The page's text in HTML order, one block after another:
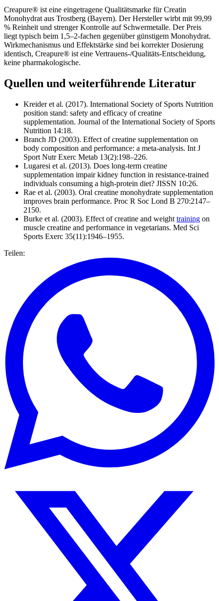
Creapure® ist eine eingetragene Qualitätsmarke für Creatin
Monohydrat aus Trostberg (Bayern). Der Hersteller wirbt mit 99,99
% Reinheit und strenger Kontrolle auf Schwermetalle. Der Preis
liegt typisch beim 1,5–2-fachen gegenüber günstigem Monohydrat.
Wirkmechanismus und Effektstärke sind bei korrekter Dosierung
identisch, Creapure® ist eine Vertrauens-/Qualitäts-Entscheidung,
keine pharmakologische.
Quellen und weiterführende Literatur
Kreider et al. (2017). International Society of Sports Nutrition
position stand: safety and efficacy of creatine
supplementation. Journal of the International Society of Sports
Nutrition 14:18.
Branch JD (2003). Effect of creatine supplementation on
body composition and performance: a meta-analysis. Int J
Sport Nutr Exerc Metab 13(2):198–226.
Lugaresi et al. (2013). Does long-term creatine
supplementation impair kidney function in resistance-trained
individuals consuming a high-protein diet? JISSN 10:26.
Rae et al. (2003). Oral creatine monohydrate supplementation
improves brain performance. Proc R Soc Lond B 270:2147–
2150.
Burke et al. (2003). Effect of creatine and weight training on
muscle creatine and performance in vegetarians. Med Sci
Sports Exerc 35(11):1946–1955.
Teilen: